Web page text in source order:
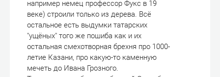
например немец профессор Фукс в 19
веке) строили только из дерева. Всё
остальное есть выдумки татарских
"ущёных" того же пошиба как и их
остальная смехотворная брехня про 1000-
летие Казани, про какую-то каменную
мечеть до Ивана Грозного.